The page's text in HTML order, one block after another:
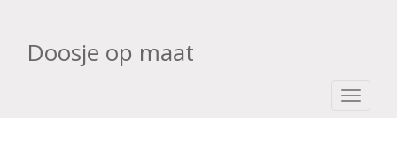
Doosje op maat